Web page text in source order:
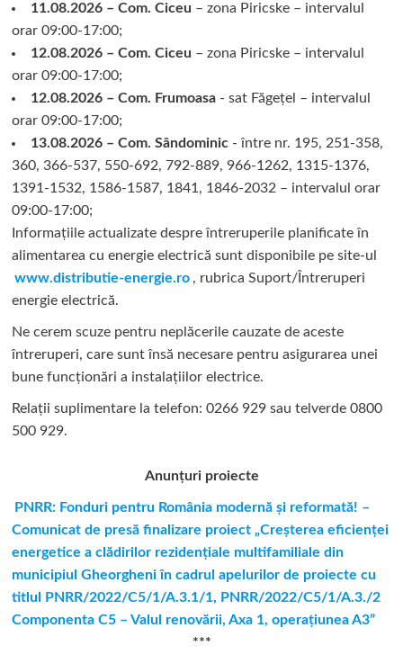
11.08.2026 – Com. Ciceu – zona Piricske – intervalul
orar 09:00-17:00;
12.08.2026 – Com. Ciceu – zona Piricske – intervalul
orar 09:00-17:00;
12.08.2026 – Com. Frumoasa- sat Făgețel – intervalul
orar 09:00-17:00;
13.08.2026 – Com. Sândominic- între nr. 195, 251-358,
360, 366-537, 550-692, 792-889, 966-1262, 1315-1376,
1391-1532, 1586-1587, 1841, 1846-2032 – intervalul orar
09:00-17:00;
Informațiile actualizate despre întreruperile planificate în
alimentarea cu energie electrică sunt disponibile pe site-ul
www.distributie-energie.ro , rubrica Suport/Întreruperi
energie electrică.
Ne cerem scuze pentru neplăcerile cauzate de aceste
întreruperi, care sunt însă necesare pentru asigurarea unei
bune funcționări a instalațiilor electrice.
Relații suplimentare la tel efon: 0266 929 sau telverde 0800
500 929.
Anunțuri proiecte
PNRR: Fonduri pentru România modernă şi reformată! –
Comunicat de presă finalizare proiect „Creşterea eficienţei
energetice a clădirilor rezidenţiale multifamiliale din
municipiul Gheorgheni în cadrul apelurilor de proiecte cu
titlul PNRR/2022/C5/1/A.3.1/1, PNRR/2022/C5/1/A.3./2
Componenta C5 – Valul renovării, Axa 1, operaţiunea A3”
***